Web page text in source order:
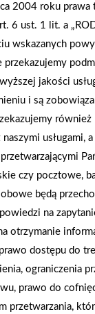
S.A.
strategicznym
2004 roku prawa
6 ust. 1 lit. a
wskazanych
przekazujemy
jakości
i są
również
naszymi usługami,
czy pocztowe,
będą
na
otrzymanie
dostępu do
ograniczenia
prawo do
przetwarzania,